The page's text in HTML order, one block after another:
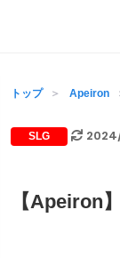
トップ Apeiron
SLG
【Apeiron